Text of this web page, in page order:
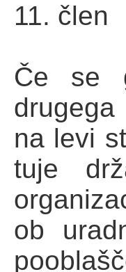
11. člen
Če se
na levi
tuje
ob